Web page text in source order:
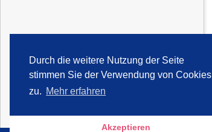
Durch die weitere Nutzung der Seite
stimmen Sie der Verwendung von Cookies
zu. Mehr erfahren
Akzeptieren